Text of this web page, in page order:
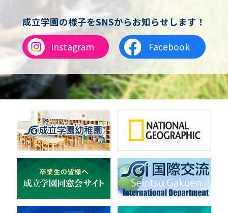
女子バドミントン
チアリーディング
総合格闘技
合気道
女子テニス
男子バレーボール
体操
ダンス
英会話
音楽（コーラス）
地域ボランティア
美術
マルチメディア
ライフワーク
新日本芸能
宇宙探究
成立学園の様子をSNSからお知らせします！
Instagram
Facebook